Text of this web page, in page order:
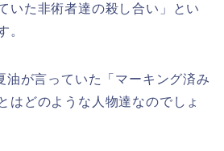
いた非術者達の殺し合い」とい
。
油が言っていた「マーキング済み
はどのような人物達なのでしょ